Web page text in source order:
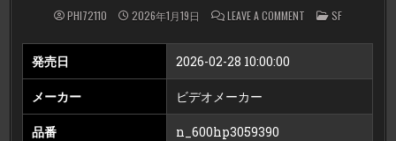
PHI72110 2026年1月19日 LEAVE A COMMENT
『宇
の
ロ
POSTED
IN
SF
発売日 2026-02-28 10:00:00
メーカー ビデオメーカー
品番 n_600hp3059390